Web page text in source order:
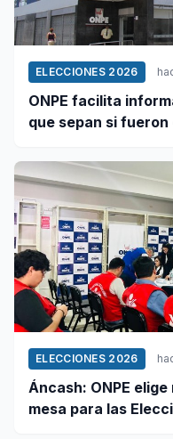
ELECCIONES 2026
ONPE facilita
que sepan si fueron
ELECCIONES 2026
Áncash: ONPE
mesa para las